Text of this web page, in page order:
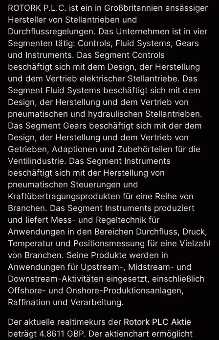
ROTORK P.L.C. ist ein in Großbritannien ansässiger
Hersteller von Stellantrieben und
Durchflussregelungen. Das Unternehmen ist in vier
Segmenten tätig: Controls, Fluid Systems, Gears
und Instruments. Das Segment Controls
beschäftigt sich mit dem Design, der Herstellung
und dem Vertrieb elektrischer Stellantriebe. Das
Segment Fluid Systems beschäftigt sich mit dem
Design, der Herstellung und dem Vertrieb von
pneumatischen und hydraulischen Stellantrieben.
Das Segment Gears beschäftigt sich mit der dem
Design, der Herstellung und dem Vertrieb von
Getrieben, Adaptionen und Zubehörteilen für die
Ventilindustrie. Das Segment Instruments
beschäftigt sich mit der Herstellung von
pneumatischen Steuerungen und
Kraftübertragungsprodukten für eine Reihe von
Branchen. Das Segment Instruments produziert
und liefert Mess- und Regeltechnik für
Anwendungen in den Bereichen Durchfluss, Druck,
Temperatur und Positionsmessung für eine Vielzahl
von Branchen. Seine Produkte werden in
Anwendungen für Upstream-, Midstream- und
Downstream-Aktivitäten eingesetzt, einschließlich
Offshore- und Onshore-Produktionsanlagen,
Raffination und Verarbeitung.
Der aktuelle realtimekurs der Rotork PLC Aktie
beträgt 4.8611 GBP. Der aktienchart ermöglicht